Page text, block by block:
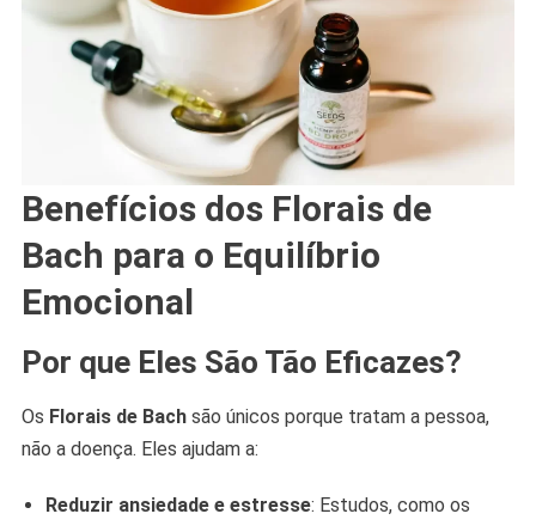
Benefícios dos Florais de
Bach para o Equilíbrio
Emocional
Por que Eles São Tão Eficazes?
Os Florais de Bachsão únicos porque tratam a pessoa,
não a doença. Eles ajudam a:
Reduzir ansiedade e estresse: Estudos, como os